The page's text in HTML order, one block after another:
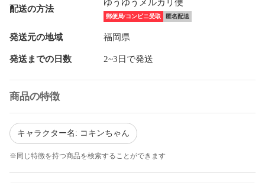
配送の方法
ゆうゆうメルカリ便
郵便局/コンビニ受取 匿名配送
発送元の地域 福岡県
発送までの日数 2~3日で発送
商品の特徴
キャラクター名: コキンちゃん
※同じ特徴を持つ商品を検索することができます